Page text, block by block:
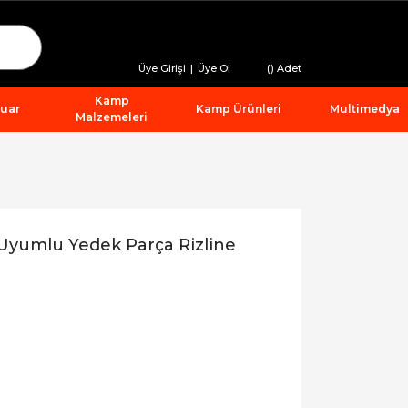
Üye Girişi | Üye Ol () Adet
Kamp
Malzemeleri
Kamp Ürünleri Multimedya
Yedek Parça Rizline